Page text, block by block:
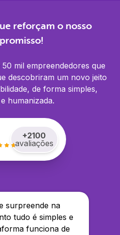
reforçam o nosso
mil empreendedores que
descobriram um novo jeito
de forma simples,
humanizada.
+2100
avaliações
surpreende na
tudo é simples e
funciona de